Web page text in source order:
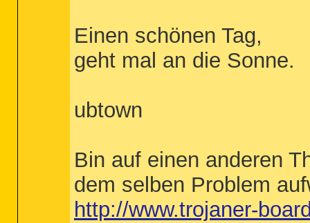
Einen schönen Tag,
geht mal an die Sonne.
ubtown
Bin auf einen anderen
dem selben Problem
http://www.trojaner-